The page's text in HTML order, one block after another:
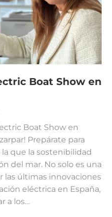
Boat Show en
Boat Show en
Prepárate para
que la sostenibilidad
del mar. No solo es una
las últimas innovaciones
eléctrica en España,
a los…